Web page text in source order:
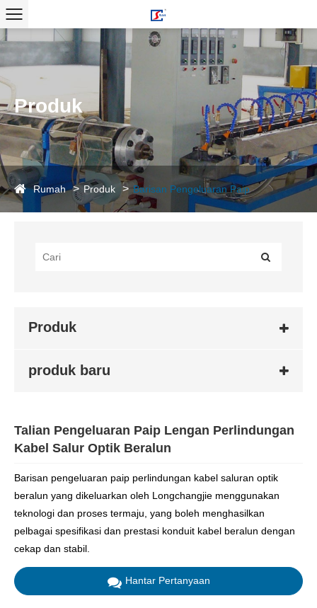
Produk
Rumah Produk Barisan Pengeluaran Paip
Produk
produk baru
Talian Pengeluaran Paip Lengan Perlindungan
Kabel Salur Optik Beralun
Barisan pengeluaran paip perlindungan kabel saluran optik
beralun yang dikeluarkan oleh Longchangjie menggunakan
teknologi dan proses termaju, yang boleh menghasilkan
pelbagai spesifikasi dan prestasi konduit kabel beralun dengan
cekap dan stabil.
Hantar Pertanyaan